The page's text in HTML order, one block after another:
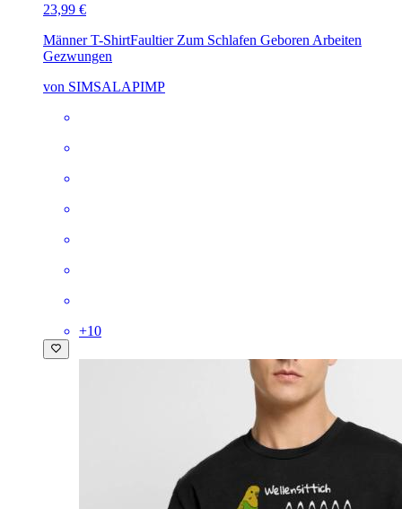
23,99 €
Männer T-ShirtFaultier Zum Schlafen Geboren Arbeiten
Gezwungen
von SIMSALAPIMP
+10